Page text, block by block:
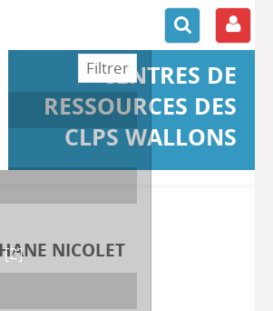
CENTRES DE
RESSOURCES DES
CLPS WALLONS
NICOLET
[2]